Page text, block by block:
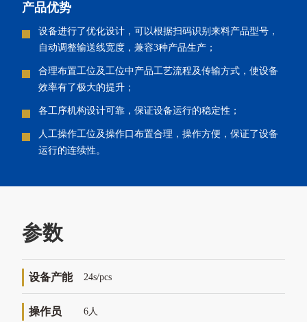
产品优势
设备进行了优化设计，可以根据扫码识别来料产品型号，
自动调整输送线宽度，兼容3种产品生产；
合理布置工位及工位中产品工艺流程及传输方式，使设备
效率有了极大的提升；
各工序机构设计可靠，保证设备运行的稳定性；
人工操作工位及操作口布置合理，操作方便，保证了设备
运行的连续性。
参数
设备产能 24s/pcs
操作员 6人